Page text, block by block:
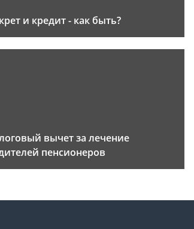
и кредит - как быть?
вычет за лечение
пенсионеров